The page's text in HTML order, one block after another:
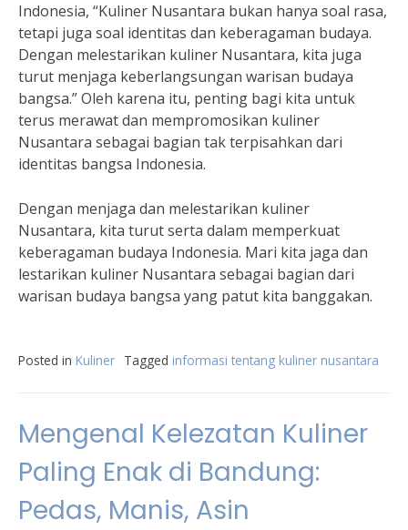
Indonesia, “Kuliner Nusantara bukan hanya soal rasa,
tetapi juga soal identitas dan keberagaman budaya.
Dengan melestarikan kuliner Nusantara, kita juga
turut menjaga keberlangsungan warisan budaya
bangsa.” Oleh karena itu, penting bagi kita untuk
terus merawat dan mempromosikan kuliner
Nusantara sebagai bagian tak terpisahkan dari
identitas bangsa Indonesia.
Dengan menjaga dan melestarikan kuliner
Nusantara, kita turut serta dalam memperkuat
keberagaman budaya Indonesia. Mari kita jaga dan
lestarikan kuliner Nusantara sebagai bagian dari
warisan budaya bangsa yang patut kita banggakan.
Posted in Kuliner Tagged informasi tentang kuliner nusantara
Mengenal Kelezatan Kuliner
Paling Enak di Bandung:
Pedas, Manis, Asin